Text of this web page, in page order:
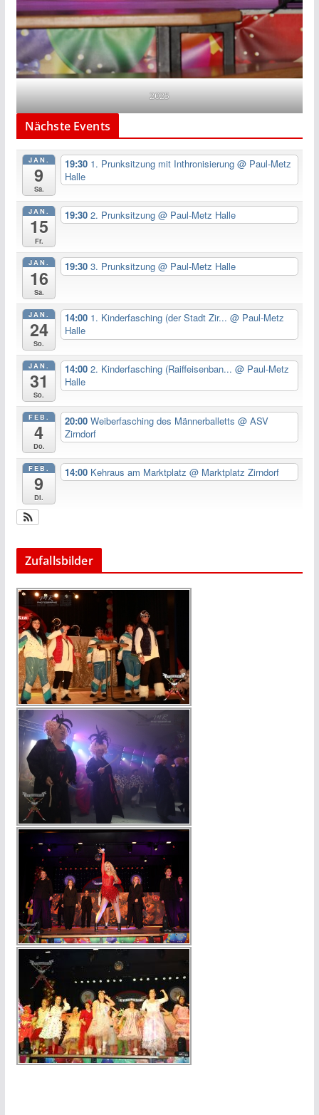
2025
Nächste Events
JAN.
9
Sa.
19:30 1. Prunksitzung mit Inthronisierung@ Paul-Metz
Halle
JAN.
15
Fr.
19:302. Prunksitzung@ Paul-Metz Halle
JAN.
16
Sa.
19:303. Prunksitzung@ Paul-Metz Halle
JAN.
24
So.
14:00 1. Kinderfasching (der Stadt Zir...@ Paul-Metz
Halle
JAN.
31
So.
14:002. Kinderfasching (Raiffeisenban...@ Paul-Metz
Halle
FEB.
4
Do.
20:00Weiberfasching des Männerballetts@ ASV
Zirndorf
FEB.
9
Di.
14:00 Kehraus am Marktplatz@ Marktplatz Zirndorf
Zufallsbilder